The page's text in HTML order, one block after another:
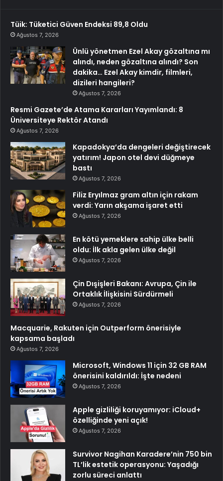
Tüik: Tüketici Güven Endeksi 89,8 Oldu
Ağustos 7, 2026
Ünlü yönetmen Ezel Akay gözaltına mı
alındı, neden gözaltına alındı? Son
dakika… Ezel Akay kimdir, filmleri,
dizileri hangileri?
Ağustos 7, 2026
Resmi Gazete’de Atama Kararları Yayımlandı: 8
Üniversiteye Rektör Atandı
Ağustos 7, 2026
Kapadokya’da dengeleri değiştirecek
yatırım! Japon otel devi düğmeye
bastı
Ağustos 7, 2026
Filiz Eryılmaz gram altın için rakam
verdi: Yarın akşama işaret etti
Ağustos 7, 2026
En kötü yemeklere sahip ülke belli
oldu: İlk akla gelen ülke değil
Ağustos 7, 2026
Çin Dışişleri Bakanı: Avrupa, Çin ile
Ortaklık İlişkisini Sürdürmeli
Ağustos 7, 2026
Macquarie, Rakuten için Outperform önerisiyle
kapsama başladı
Ağustos 7, 2026
Microsoft, Windows 11 için 32 GB RAM
önerisini kaldırıldı: İşte nedeni
Ağustos 7, 2026
Apple gizliliği koruyamıyor: iCloud+
özelliğinde yeni açık!
Ağustos 7, 2026
Survivor Nagihan Karadere’nin 750 bin
TL’lik estetik operasyonu: Yaşadığı
zorlu süreci anlattı